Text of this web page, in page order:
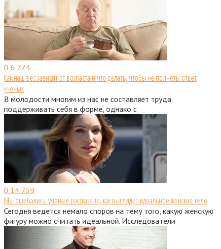
0 6 774
Как наш вес зависит от возраста и что делать, чтобы не полнеть: ответ
ученых
В молодости многим из нас не составляет труда
поддерживать себя в форме, однако с
0 14 759
Мы ошибались: ученые рассказали, как выглядит идеальное женское тело
Сегодня ведется немало споров на тему того, какую женскую
фигуру можно считать идеальной. Исследователи